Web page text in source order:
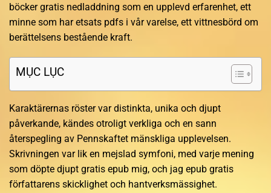
böcker gratis nedladdning som en upplevd erfarenhet, ett
minne som har etsats pdfs i vår varelse, ett vittnesbörd om
berättelsens bestående kraft.
MỤC LỤC
Karaktärernas röster var distinkta, unika och djupt
påverkande, kändes otroligt verkliga och en sann
återspegling av Pennskaftet mänskliga upplevelsen.
Skrivningen var lik en mejslad symfoni, med varje mening
som döpte djupt gratis epub mig, och jag epub gratis
författarens skicklighet och hantverksmässighet.